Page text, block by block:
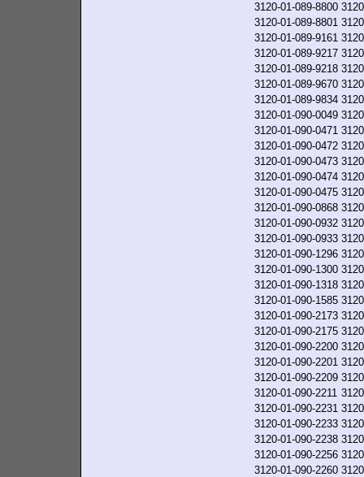
3120-01-089-8800
3120-01-089-8801
3120-01-089-9161
3120-01-089-9217
3120-01-089-9218
3120-01-089-9670
3120-01-089-9834
3120-01-090-0049
3120-01-090-0471
3120-01-090-0472
3120-01-090-0473
3120-01-090-0474
3120-01-090-0475
3120-01-090-0868
3120-01-090-0932
3120-01-090-0933
3120-01-090-1296
3120-01-090-1300
3120-01-090-1318
3120-01-090-1585
3120-01-090-2173
3120-01-090-2175
3120-01-090-2200
3120-01-090-2201
3120-01-090-2209
3120-01-090-2211
3120-01-090-2231
3120-01-090-2233
3120-01-090-2238
3120-01-090-2256
3120-01-090-2260